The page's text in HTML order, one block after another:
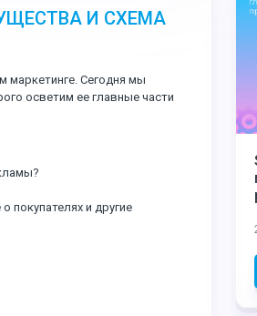
И СХЕМА
маркетинге. Сегодня мы
осветим ее главные части
покупателях и другие